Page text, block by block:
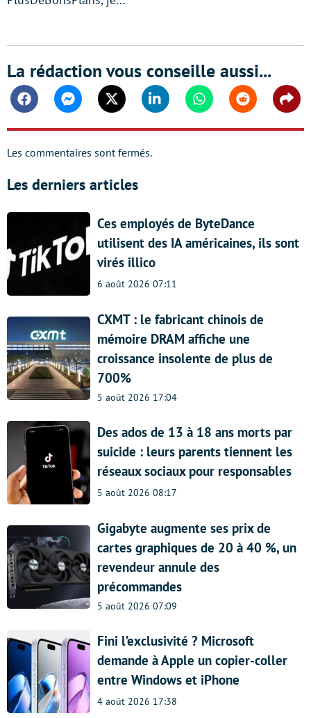
La rédaction vous conseille aussi...
FacebookMessengerTwitter Linkedin WhatsappReddit
Les commentaires sont fermés.
Les derniers articles
Ces employés de ByteDance
utilisent des IA américaines, ils sont
virés illico
6 août 2026 07:11
CXMT : le fabricant chinois de
mémoire DRAM affiche une
croissance insolente de plus de
700%
5 août 2026 17:04
Des ados de 13 à 18 ans morts par
suicide : leurs parents tiennent les
réseaux sociaux pour responsables
5 août 2026 08:17
Gigabyte augmente ses prix de
cartes graphiques de 20 à 40 %, un
revendeur annule des
précommandes
5 août 2026 07:09
Fini l’exclusivité ? Microsoft
demande à Apple un copier-coller
entre Windows et iPhone
4 août 2026 17:38